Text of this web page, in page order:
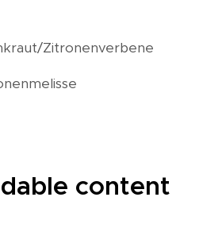
Zitronenverbene
content